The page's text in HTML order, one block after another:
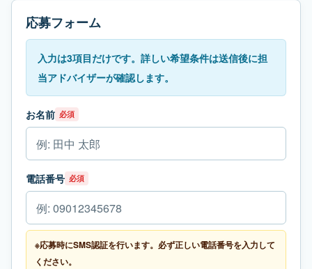
応募フォーム
入力は3項目だけです。詳しい希望条件は送信後に担
当アドバイザーが確認します。
お名前 必須
電話番号 必須
※応募時にSMS認証を行います。必ず正しい電話番号を入力して
ください。